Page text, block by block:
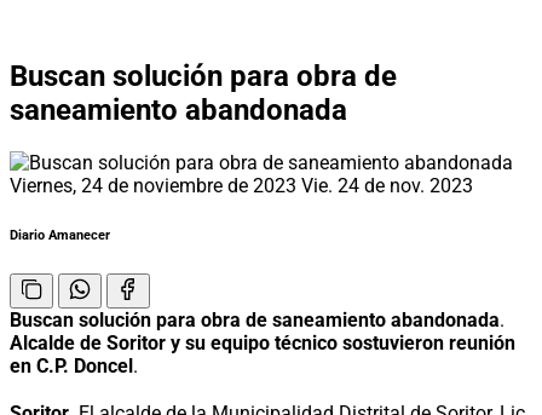
Buscan solución para obra de
saneamiento abandonada
Viernes, 24 de noviembre de 2023 Vie. 24 de nov. 2023
Diario Amanecer
Buscan solución para obra de saneamiento abandonada.
Alcalde de Soritor y su equipo técnico sostuvieron reunión
en C.P. Doncel.